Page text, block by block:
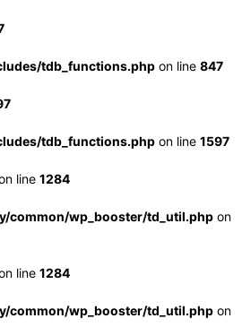
tdb_functions.php on line 847
tdb_functions.php on line 1597
line 1284
common/wp_booster/td_util.php on
line 1284
common/wp_booster/td_util.php on